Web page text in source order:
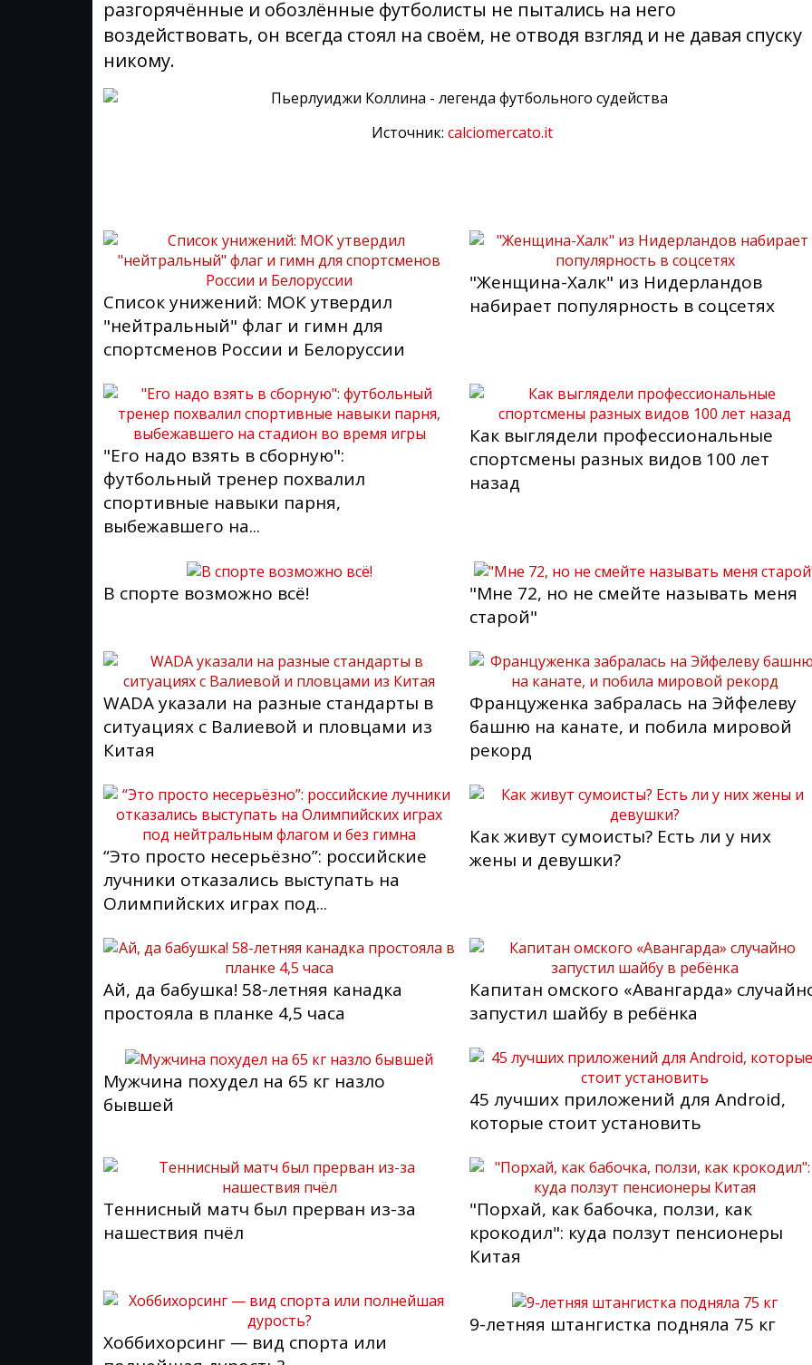
разгорячённые и обозлённые футболисты не пытались на него
воздействовать, он всегда стоял на своём, не отводя взгляд и не давая спуску
никому.
Источник: calciomercato.it
Список унижений: МОК утвердил
"нейтральный" флаг и гимн для
спортсменов России и Белоруссии
"Женщина-Халк" из Нидерландов
набирает популярность в соцсетях
"Его надо взять в сборную":
футбольный тренер похвалил
спортивные навыки парня,
выбежавшего на...
Как выглядели профессиональные
спортсмены разных видов 100 лет
назад
В спорте возможно всё!
"Мне 72, но не смейте называть меня
старой"
WADA указали на разные стандарты в
ситуациях с Валиевой и пловцами из
Китая
Француженка забралась на Эйфелеву
башню на канате, и побила мировой
рекорд
“Это просто несерьёзно”: российские
лучники отказались выступать на
Олимпийских играх под...
Как живут сумоисты? Есть ли у них
жены и девушки?
Ай, да бабушка! 58-летняя канадка
простояла в планке 4,5 часа
Капитан омского «Авангарда»
запустил шайбу в ребёнка
Мужчина похудел на 65 кг назло
бывшей
45 лучших приложений для Android,
которые стоит установить
Теннисный матч был прерван из-за
нашествия пчёл
"Порхай, как бабочка, ползи, как
крокодил": куда ползут пенсионеры
Китая
Хоббихорсинг — вид спорта или
9-летняя штангистка подняла 75 кг